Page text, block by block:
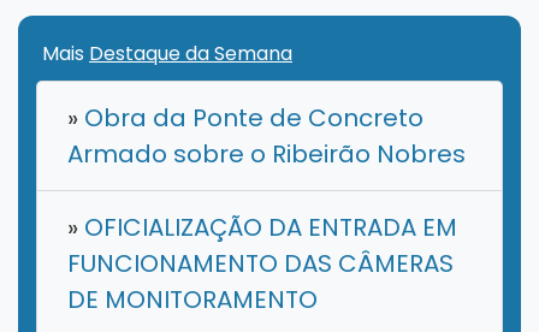
Mais Destaque da Semana
» Obra da Ponte de Concreto
Armado sobre o Ribeirão Nobres
» OFICIALIZAÇÃO DA ENTRADA EM
FUNCIONAMENTO DAS CÂMERAS
DE MONITORAMENTO